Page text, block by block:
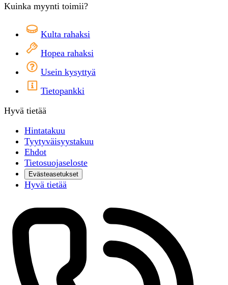
Kuinka myynti toimii?
Kulta rahaksi
Hopea rahaksi
Usein kysyttyä
Tietopankki
Hyvä tietää
Hintatakuu
Tyytyväisyystakuu
Ehdot
Tietosuojaseloste
Evästeasetukset
Hyvä tietää